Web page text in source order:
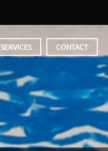
SERVICES CONTACT